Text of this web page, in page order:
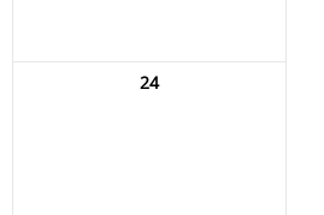
24